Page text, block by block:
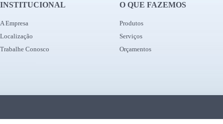
INSTITUCIONAL
A Empresa
Localização
Trabalhe Conosco
O QUE FAZEMOS
Produtos
Serviços
Orçamentos